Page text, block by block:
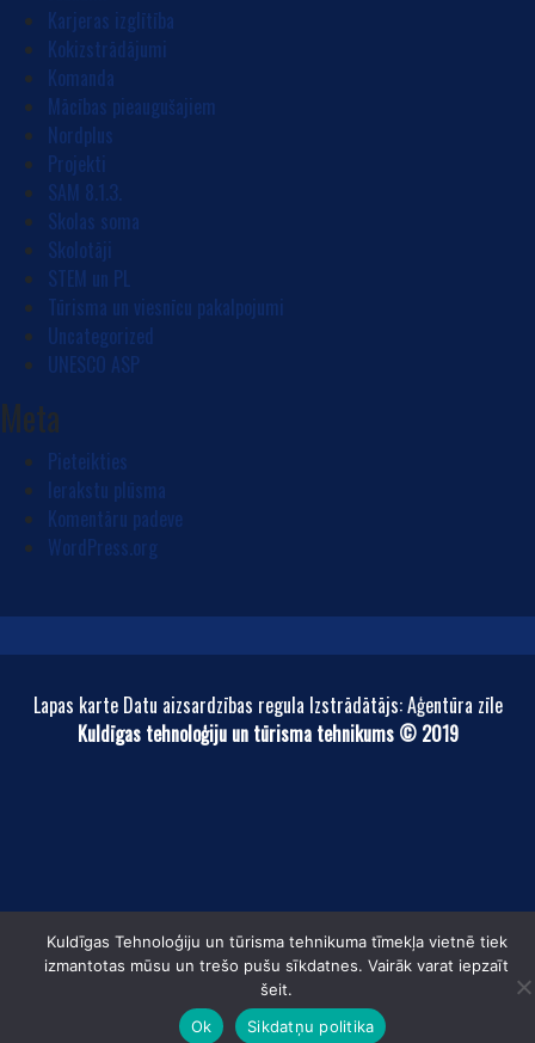
Karjeras izglītība
Kokizstrādājumi
Komanda
Mācības pieaugušajiem
Nordplus
Projekti
SAM 8.1.3.
Skolas soma
Skolotāji
STEM un PL
Tūrisma un viesnīcu pakalpojumi
Uncategorized
UNESCO ASP
Meta
Pieteikties
Ierakstu plūsma
Komentāru padeve
WordPress.org
Lapas karte Datu aizsardzības regula Izstrādātājs: Aģentūra zīle
Kuldīgas tehnoloģiju un tūrisma tehnikums © 2019
Kuldīgas Tehnoloģiju un tūrisma tehnikuma tīmekļa vietnē tiek
izmantotas mūsu un trešo pušu sīkdatnes. Vairāk varat iepzaīt
šeit.
Ok
Sikdatņu politika